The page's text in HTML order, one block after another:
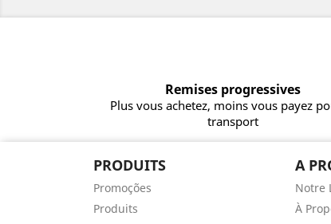
Remises progressives
Plus vous achetez, moins vous payez
transport
PRODUITS
Promoções
Produits
A
Notre
À